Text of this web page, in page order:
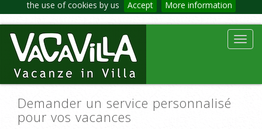
the use of cookies by us Accept More information
Demander un service personnalisé
pour vos vacances